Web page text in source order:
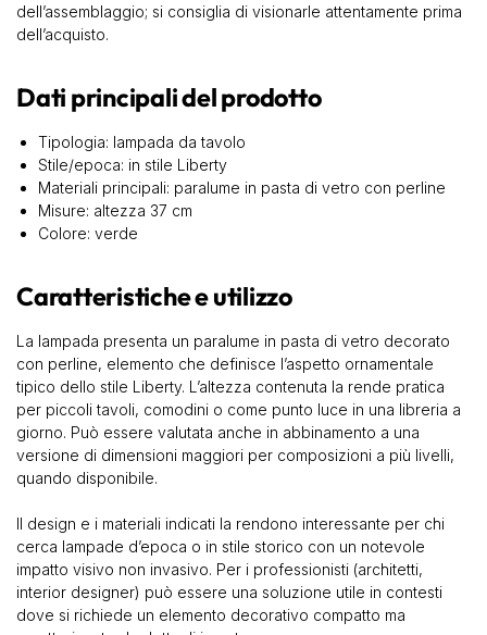
dell’assemblaggio; si consiglia di visionarle attentamente prima
dell’acquisto.
Dati principali del prodotto
Tipologia: lampada da tavolo
Stile/epoca: in stile Liberty
Materiali principali: paralume in pasta di vetro con perline
Misure: altezza 37 cm
Colore: verde
Caratteristiche e utilizzo
La lampada presenta un paralume in pasta di vetro decorato
con perline, elemento che definisce l’aspetto ornamentale
tipico dello stile Liberty. L’altezza contenuta la rende pratica
per piccoli tavoli, comodini o come punto luce in una libreria a
giorno. Può essere valutata anche in abbinamento a una
versione di dimensioni maggiori per composizioni a più livelli,
quando disponibile.
Il design e i materiali indicati la rendono interessante per chi
cerca lampade d’epoca o in stile storico con un notevole
impatto visivo non invasivo. Per i professionisti (architetti,
interior designer) può essere una soluzione utile in contesti
dove si richiede un elemento decorativo compatto ma